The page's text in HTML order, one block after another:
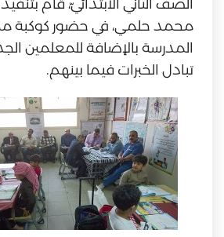
الصف الثاني الابتدائيّ، قام
محمد حلمي، في حضور كوكبة
المدرسة بالإضافة للمعلمين
تبادل الخبرات فيما بينهم.